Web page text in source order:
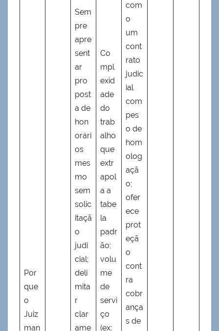
Por
que
o
Juiz
man
Sem
pre
apre
sent
ar
pro
post
a de
hon
orári
os
mes
mo
sem
solic
itaçã
o
judi
cial;
deli
mita
r
clar
ame
Co
mpl
exid
ade
do
trab
alho
que
extr
apol
a a
tabe
la
padr
ão;
volu
me
de
servi
ço
(ex:
com
o
um
cont
rato
judic
ial
com
pes
o de
hom
olog
açã
o;
ofer
ece
prot
eçã
o
cont
ra
cobr
ança
s de